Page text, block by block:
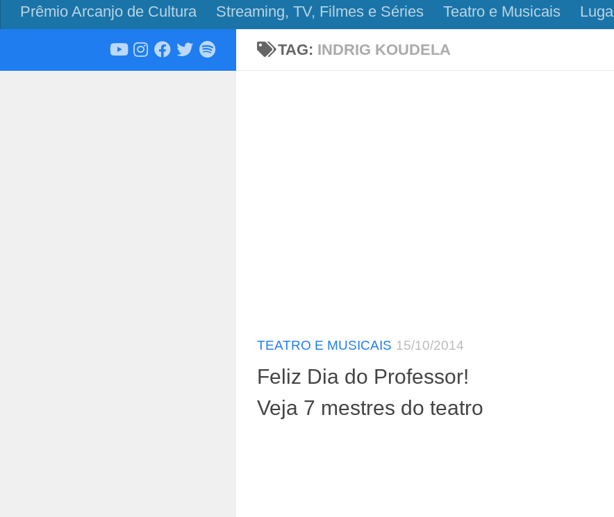
Prêmio Arcanjo de Cultura
Streaming, TV, Filmes e Séries Teatro e Musicais
TAG: INDRIG KOUDELA
TEATRO E MUSICAIS 15/10/2014
Feliz Dia do Professor!
Veja 7 mestres do teatro